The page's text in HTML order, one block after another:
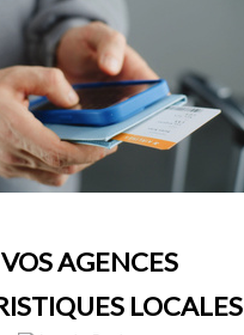
VOS AGENCES
LOCALES